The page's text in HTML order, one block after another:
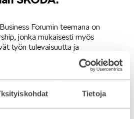
Tietoja
Forumin teemana on
jonka mukaisesti myös
työn tulevaisuutta ja
Nordic Business Forum on
puhujistaan ja korkeatasoisesta
mm. kirjailijat
Yuval Noah
ja